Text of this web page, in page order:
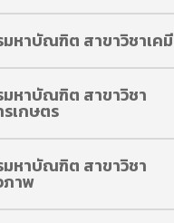
หาบัณฑิต สาขาวิชาเคมี
หาบัณฑิต สาขาวิชา
รเกษตร
หาบัณฑิต สาขาวิชา
ภาพ